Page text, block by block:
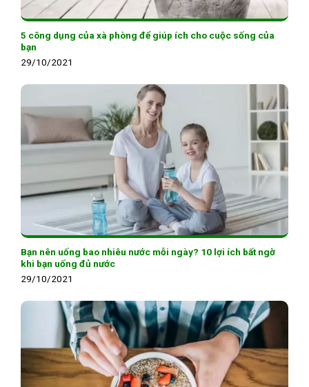
5 công dụng của xà phòng để giúp ích cho cuộc sống của
bạn
29/10/2021
Bạn nên uống bao nhiêu nước mỗi ngày? 10 lợi ích bất ngờ
khi bạn uống đủ nước
29/10/2021